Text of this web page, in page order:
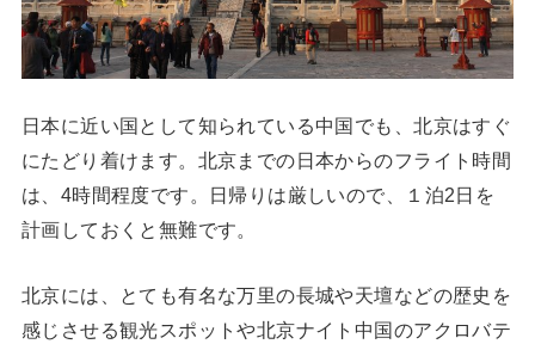
日本に近い国として知られている中国でも、北京はすぐ
にたどり着けます。北京までの日本からのフライト時間
は、4時間程度です。日帰りは厳しいので、１泊2日を
計画しておくと無難です。
北京には、とても有名な万里の長城や天壇などの歴史を
感じさせる観光スポットや北京ナイト中国のアクロバテ